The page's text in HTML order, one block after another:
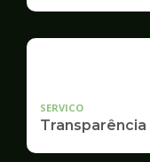
SERVICO
Transparência